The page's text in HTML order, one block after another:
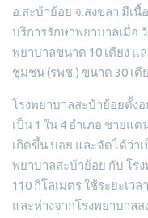
อ.สะบ้าย้อย จ.สงขลา มีเนื้
บริการรักษาพยาบาลเมื่อ
พยาบาลขนาด 10 เตียง แ
ชุมชน (รพช.) ขนาด 30 เตี
โรงพยาบาลสะบ้าย้อยตั้ง
เป็น 1 ใน 4 อำเภอ ชายแ
เกิดขึ้น บ่อย และจัดได้ว่า
พยาบาลสะบ้าย้อย กับ โ
110 กิโลเมตร ใช้ระยะเว
และห่างจากโรงพยาบาล